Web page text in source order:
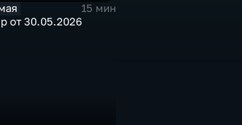
15 мин
от 30.05.2026